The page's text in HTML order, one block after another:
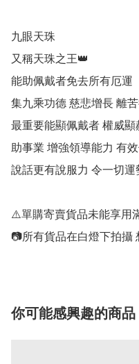
九眼天珠
又稱天珠之王👑
能助佩戴者免去所有厄運
集九乘功德 慈悲增長 離
最重要能顯佩戴者 權威顯
助事業 增強領導能力 有
說話更有說服力 令一切運
⚠️單購寄賣貨品未能享用
📷所有貨品在白燈下拍攝
你可能感興趣的商品